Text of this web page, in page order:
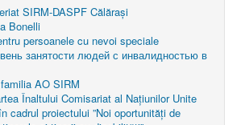
SIRM-DASPF Călărași
Bonelli
persoanele cu nevoi speciale
занятости людей с инвалидностью в
AO SIRM
Înaltului Comisariat al Națiunilor Unite
cadrul proiectului ”Noi oportunități de